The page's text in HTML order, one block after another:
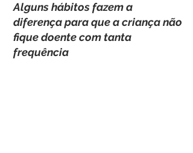
Alguns hábitos fazem a
diferença para que a criança não
fique doente com tanta
frequência